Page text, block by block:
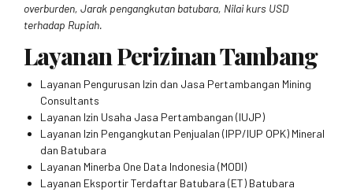
overburden, Jarak pengangkutan batubara, Nilai kurs USD
terhadap Rupiah.
Layanan Perizinan Tambang
Layanan Pengurusan Izin dan Jasa Pertambangan Mining
Consultants
Layanan Izin Usaha Jasa Pertambangan (IUJP)
Layanan Izin Pengangkutan Penjualan (IPP/IUP OPK) Mineral
dan Batubara
Layanan Minerba One Data Indonesia (MODI)
Layanan Eksportir Terdaftar Batubara (ET) Batubara